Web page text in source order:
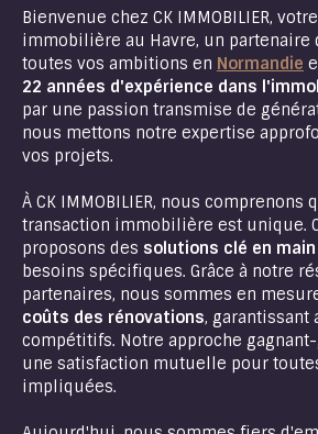
Bienvenue chez CK IMMOBILIER,
immobilière au Havre, un partenaire
toutes vos ambitions en Normandie
22 années d'expérience dans
par une passion transmise de
nous mettons notre expertise
vos projets.
À CK IMMOBILIER, nous comprenons
transaction immobilière est unique.
proposons des solutions clé en main
besoins spécifiques. Grâce à notre
partenaires, nous sommes en
coûts des rénovations, garantissant
compétitifs. Notre approche
une satisfaction mutuelle pour
impliquées.